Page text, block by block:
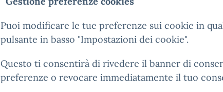
Puoi modificare le tue preferenze sui cookie in
pulsante in basso "Impostazioni dei cookie".
Questo ti consentirà di rivedere il banner di
preferenze o revocare immediatamente il tuo